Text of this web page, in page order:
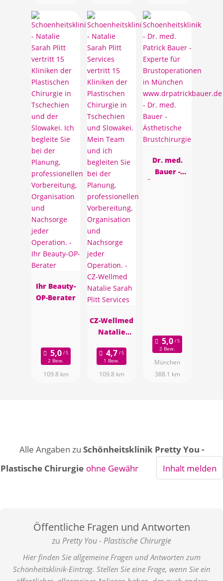
Ihr Beauty-
OP-Berater
2 Bew.
109.8 km
CZ-Wellmed
Natalie
Services
1 Bew.
109.8 km
Dr. med.
Bauer -
Ästhetische
2 Bew.
München
388.1 km
Alle Angaben zu Schönheitsklinik Pretty You -
Plastische Chirurgie ohne Gewähr Inhalt melden
Öffentliche Fragen und Antworten
zu Pretty You - Plastische Chirurgie
Hier finden Sie allgemeine Fragen und Antworten zum
Schönheitsklinik-Eintrag. Stellen Sie eine Frage, wenn Sie ein